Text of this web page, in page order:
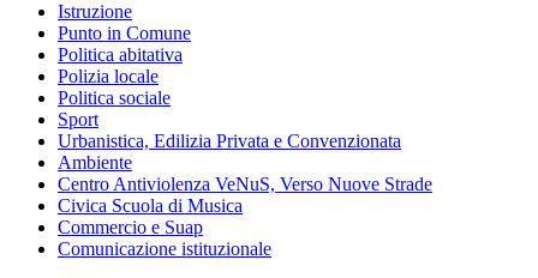
Istruzione
Punto in Comune
Politica abitativa
Polizia locale
Politica sociale
Sport
Urbanistica, Edilizia Privata e Convenzionata
Ambiente
Centro Antiviolenza VeNuS, Verso Nuove Strade
Civica Scuola di Musica
Commercio e Suap
Comunicazione istituzionale